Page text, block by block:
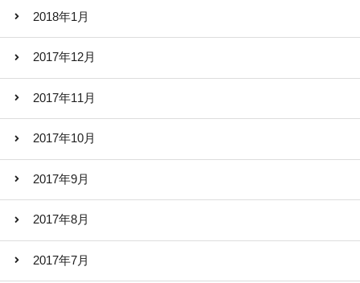
2018年1月
2017年12月
2017年11月
2017年10月
2017年9月
2017年8月
2017年7月